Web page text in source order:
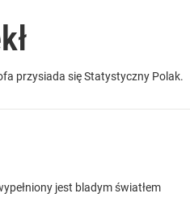
przysiada się Statystyczny Polak.
jest bladym światłem